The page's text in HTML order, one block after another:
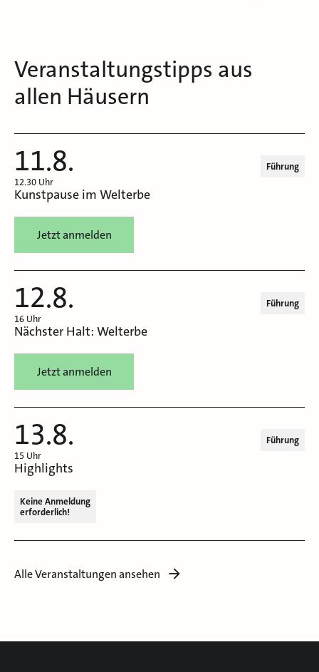
Veranstaltungstipps aus
allen Häusern
11.8.
12.30 Uhr
Führung
Kunstpause im Welterbe
Jetzt anmelden
12.8.
16 Uhr
Führung
Nächster Halt: Welterbe
Jetzt anmelden
13.8.
15 Uhr
Führung
Highlights
Keine Anmeldung
erforderlich!
Alle Veranstaltungen ansehen